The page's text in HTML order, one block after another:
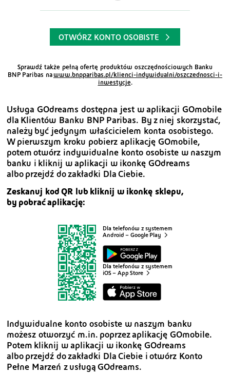
OTWÓRZ KONTO OSOBISTE
Sprawdź także pełną ofertę produktów oszczędnościowych Banku
BNP Paribas nawww.bnpparibas.pl/klienci-indywidualni/oszczednosci-i-
inwestycje.
Usługa GOdreams dostępna jest w aplikacji GOmobile
dla Klientów Banku BNP Paribas. By z niej skorzystać,
należy być jedynym właścicielem konta osobistego.
W pierwszym kroku pobierz aplikację GOmobile,
potem otwórz indywidualne konto osobiste w naszym
banku i kliknij w aplikacji w ikonkę GOdreams
albo przejdź do zakładki Dla Ciebie.
Zeskanuj kod QR lub kliknij w ikonkę sklepu,
by pobrać aplikację:
Dla telefonów z systemem
Android – Google Play
Dla telefonów z systemem
iOS – App Store
Indywidualne konto osobiste w naszym banku
możesz otworzyć m.in. poprzez aplikację GOmobile.
Potem kliknij w aplikacji w ikonkę GOdreams
albo przejdź do zakładki Dla Ciebie i otwórz Konto
Pełne Marzeń z usługą GOdreams.